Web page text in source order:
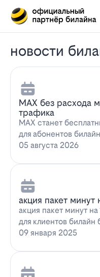
новости
MAX без расхода
трафика
MAX станет
для абонентов
2026 года
05 августа 2026
акция пакет минут
акция пакет минут
для клиентов билайн
запускает новое
09 января 2025